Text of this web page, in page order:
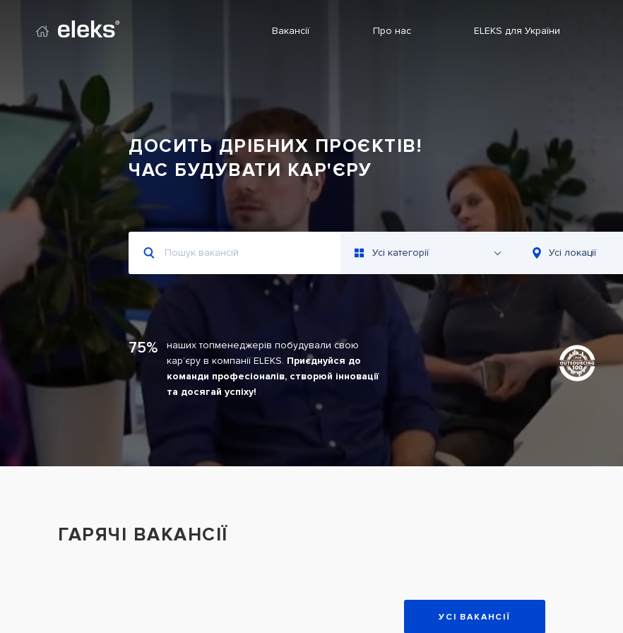
Вакансії Про нас ELEKS для України
ДОСИТЬ ДРІБНИХ ПРОЄКТІВ!
ЧАС БУДУВАТИ КАР'ЄРУ
Усі категорії Усі локації
75%
наших топменеджерів побудували свою
кар’єру в компанії ELEKS. Приєднуйся до
команди професіоналів, створюй інновації
та досягай успіху!
ГАРЯЧІ ВАКАНСІЇ
УСІ ВАКАНСІЇ